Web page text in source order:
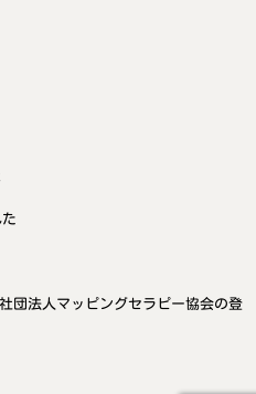
団法人マッピングセラピー協会の登